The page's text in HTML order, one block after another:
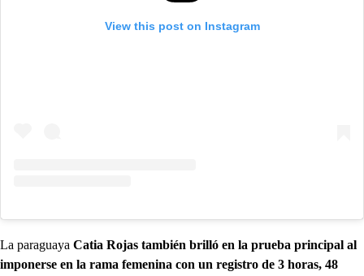
View this post on Instagram
La paraguaya Catia Rojas también brilló en la prueba principal al
imponerse en la rama femenina con un registro de 3 horas, 48